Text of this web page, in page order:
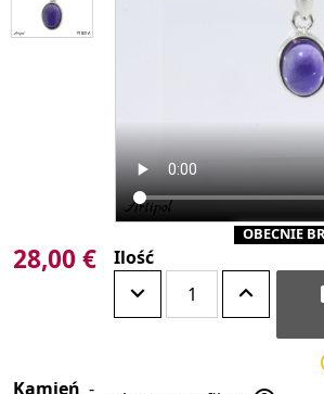
OBECNIE
28,00 € Ilość
Kamień -